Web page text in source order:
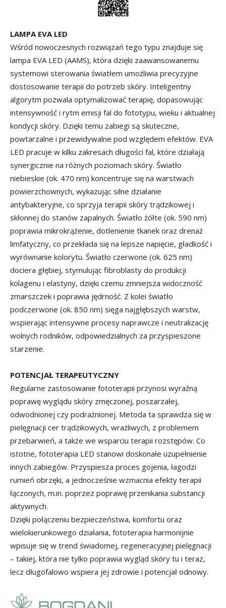
LAMPA EVA LED
Wśród nowoczesnych rozwiązań tego typu znajduje się
lampa EVA LED (AAMS), która dzięki zaawansowanemu
systemowi sterowania światłem umożliwia precyzyjne
dostosowanie terapii do potrzeb skóry. Inteligentny
algorytm pozwala optymalizować terapię, dopasowując
intensywność i rytm emisji fal do fototypu, wieku i aktualnej
kondycji skóry. Dzięki temu zabiegi są skuteczne,
powtarzalne i przewidywalne pod względem efektów. EVA
LED pracuje w kilku zakresach długości fal, które działają
synergicznie na różnych poziomach skóry. Światło
niebieskie (ok. 470 nm) koncentruje się na warstwach
powierzchownych, wykazując silne działanie
antybakteryjne, co sprzyja terapii skóry trądzikowej i
skłonnej do stanów zapalnych. Światło żółte (ok. 590 nm)
poprawia mikrokrążenie, dotlenienie tkanek oraz drenaż
limfatyczny, co przekłada się na lepsze napięcie, gładkość i
wyrównanie kolorytu. Światło czerwone (ok. 625 nm)
dociera głębiej, stymulując fibroblasty do produkcji
kolagenu i elastyny, dzięki czemu zmniejsza widoczność
zmarszczek i poprawia jędrność. Z kolei światło
podczerwone (ok. 850 nm) sięga najgłębszych warstw,
wspierając intensywne procesy naprawcze i neutralizację
wolnych rodników, odpowiedzialnych za przyspieszone
starzenie.
POTENCJAŁ TERAPEUTYCZNY
Regularne zastosowanie fototerapii przynosi wyraźną
poprawę wyglądu skóry zmęczonej, poszarzałej,
odwodnionej czy podrażnionej. Metoda ta sprawdza się w
pielęgnacji cer trądzikowych, wrażliwych, z problemem
przebarwień, a także we wsparciu terapii rozstępów. Co
istotne, fototerapia LED stanowi doskonałe uzupełnienie
innych zabiegów. Przyspiesza proces gojenia, łagodzi
rumień obrzęki, a jednocześnie wzmacnia efekty terapii
łączonych, m.in. poprzez poprawę przenikania substancji
aktywnych.
Dzięki połączeniu bezpieczeństwa, komfortu oraz
wielokierunkowego działania, fototerapia harmonijnie
wpisuje się w trend świadomej, regeneracyjnej pielęgnacji
– takiej, która nie tylko poprawia wygląd skóry tu i teraz,
lecz długofalowo wspiera jej zdrowie i potencjał odnowy.